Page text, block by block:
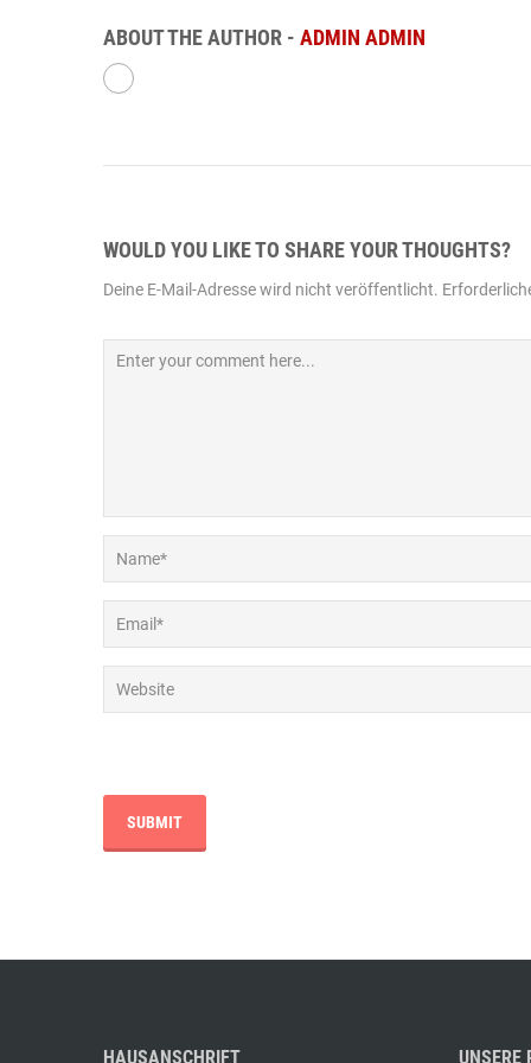
ABOUT THE AUTHOR - ADMIN ADMIN
WOULD YOU LIKE TO SHARE YOUR THOUGHTS?
Deine E-Mail-Adresse wird nicht veröffentlicht.
HAUSANSCHRIFT UNSERE